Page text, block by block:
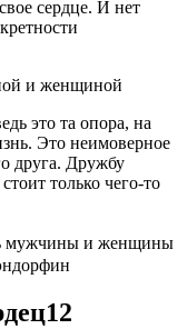
сердце. И нет
это та опора, на
Это неимоверное
друга. Дружбу
только чего-то